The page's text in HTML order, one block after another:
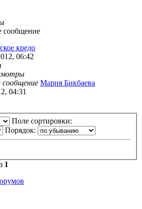
сообщение
кредо
06:42
сообщение Мария Бикбаева
04:31
Поле сортировки:
Порядок:
1